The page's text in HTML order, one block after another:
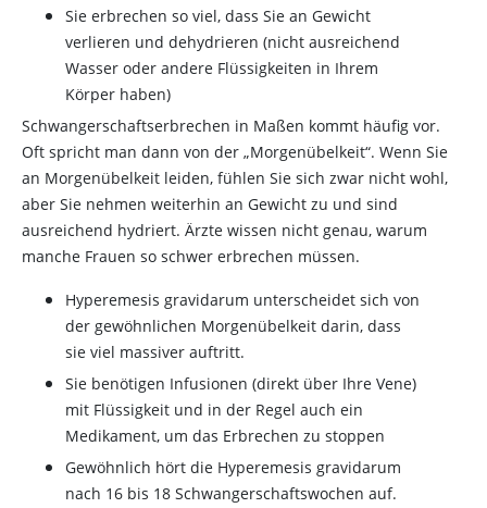
Sie erbrechen so viel, dass Sie an Gewicht
verlieren und dehydrieren (nicht ausreichend
Wasser oder andere Flüssigkeiten in Ihrem
Körper haben)
Schwangerschaftserbrechen in Maßen kommt häufig vor.
Oft spricht man dann von der „Morgenübelkeit“. Wenn Sie
an Morgenübelkeit leiden, fühlen Sie sich zwar nicht wohl,
aber Sie nehmen weiterhin an Gewicht zu und sind
ausreichend hydriert. Ärzte wissen nicht genau, warum
manche Frauen so schwer erbrechen müssen.
Hyperemesis gravidarum unterscheidet sich von
der gewöhnlichen Morgenübelkeit darin, dass
sie viel massiver auftritt.
Sie benötigen Infusionen (direkt über Ihre Vene)
mit Flüssigkeit und in der Regel auch ein
Medikament, um das Erbrechen zu stoppen
Gewöhnlich hört die Hyperemesis gravidarum
nach 16 bis 18 Schwangerschaftswochen auf.